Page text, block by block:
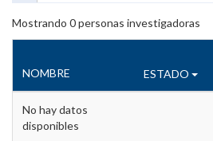
Mostrando 0personas investigadoras
NOMBRE ESTADO
No hay datos
disponibles